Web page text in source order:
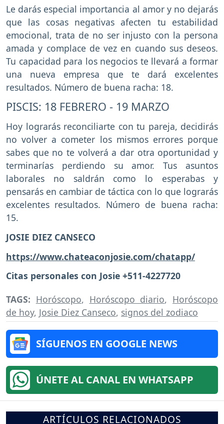
Le darás especial importancia al amor y no dejarás
que las cosas negativas afecten tu estabilidad
emocional, trata de no ser injusto con la persona
amada y complace de vez en cuando sus deseos.
Tu capacidad para los negocios te llevará a formar
una nueva empresa que te dará excelentes
resultados. Número de buena racha: 18.
PISCIS: 18 FEBRERO - 19 MARZO
Hoy lograrás reconciliarte con tu pareja, decidirás
no volver a cometer los mismos errores porque
sabes que no te volverá a dar otra oportunidad y
terminarías perdiendo su amor. Tus asuntos
laborales no saldrán como lo esperabas y
pensarás en cambiar de táctica con lo que lograrás
excelentes resultados. Número de buena racha:
15.
JOSIE DIEZ CANSECO
https://www.chateaconjosie.com/chatapp/
Citas personales con Josie +511-4227720
TAGS: Horóscopo, Horóscopo diario, Horóscopo
de hoy, Josie Diez Canseco, signos del zodiaco
SÍGUENOS EN GOOGLE NEWS
ÚNETE AL CANAL EN WHATSAPP
ARTÍCULOS RELACIONADOS